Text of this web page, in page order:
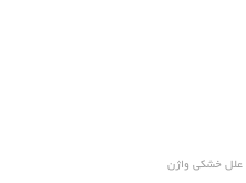
علل خشکی واژن